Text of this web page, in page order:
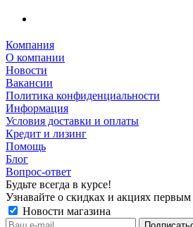
Компания
О компании
Новости
Вакансии
Политика конфиденциальности
Информация
Условия доставки и оплаты
Кредит и лизинг
Помощь
Блог
Вопрос-ответ
Будьте всегда в курсе!
Узнавайте о скидках и акциях первым
Новости магазина